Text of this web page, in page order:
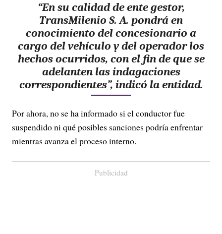
“En su calidad de ente gestor,
TransMilenio S. A. pondrá en
conocimiento del concesionario a
cargo del vehículo y del operador los
hechos ocurridos, con el fin de que se
adelanten las indagaciones
correspondientes”, indicó la entidad.
Por ahora, no se ha informado si el conductor fue
suspendido ni qué posibles sanciones podría enfrentar
mientras avanza el proceso interno.
Publicidad